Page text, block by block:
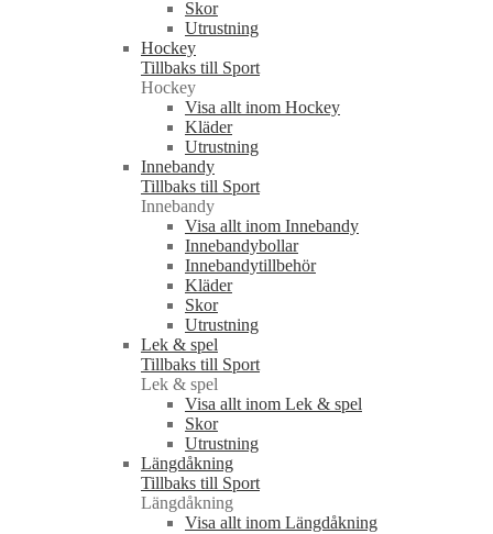
Skor
Utrustning
Hockey
Tillbaks till Sport
Hockey
Visa allt inom Hockey
Kläder
Utrustning
Innebandy
Tillbaks till Sport
Innebandy
Visa allt inom Innebandy
Innebandybollar
Innebandytillbehör
Kläder
Skor
Utrustning
Lek & spel
Tillbaks till Sport
Lek & spel
Visa allt inom Lek & spel
Skor
Utrustning
Längdåkning
Tillbaks till Sport
Längdåkning
Visa allt inom Längdåkning